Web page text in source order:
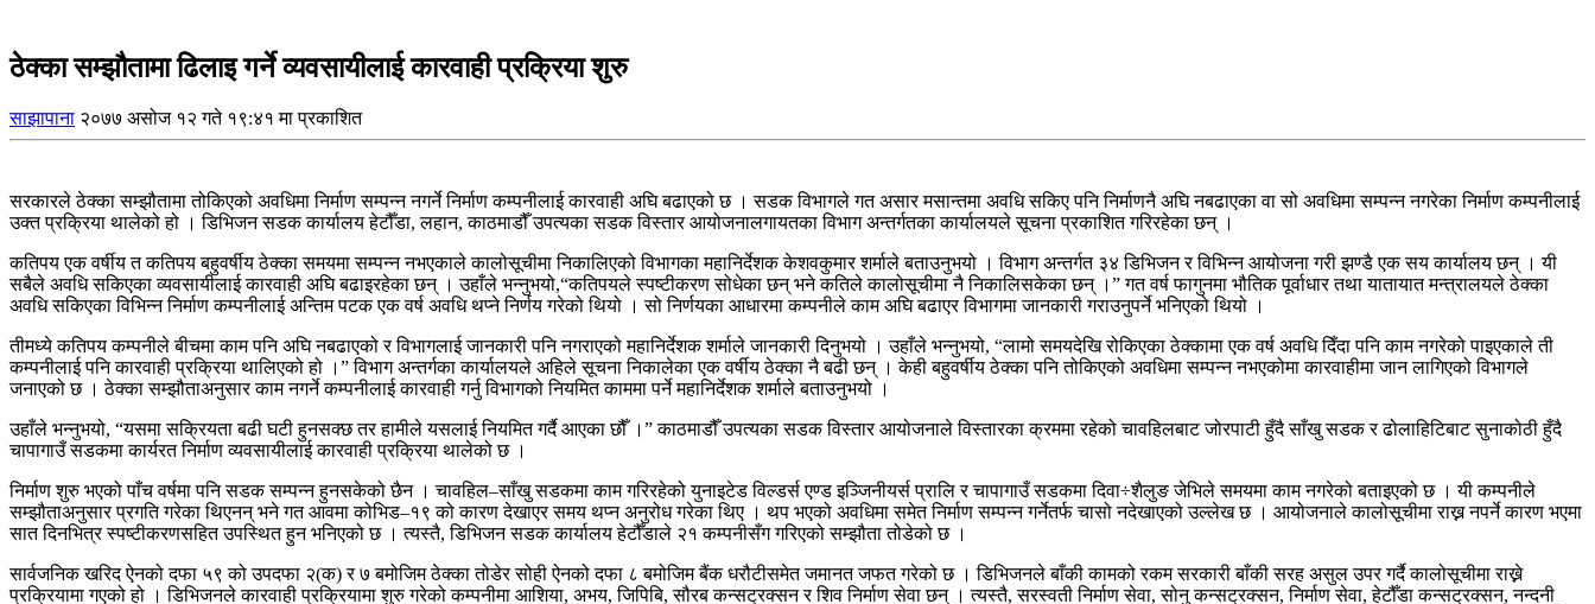
ठेक्का सम्झौतामा ढिलाइ गर्ने व्यवसायीलाई कारवाही प्रक्रिया शुरु
साझापाना २०७७ असोज १२ गते १९:४१ मा प्रकाशित
सरकारले ठेक्का सम्झौतामा तोकिएको अवधिमा निर्माण सम्पन्न नगर्ने निर्माण कम्पनीलाई कारवाही अघि बढाएको छ । सडक विभागले गत असार मसान्तमा अवधि सकिए पनि निर्माणनै अघि नबढाएका वा सो अवधिमा सम्पन्न नगरेका निर्माण कम्पनीलाई
उक्त प्रक्रिया थालेको हो । डिभिजन सडक कार्यालय हेटौँडा, लहान, काठमाडौँ उपत्यका सडक विस्तार आयोजनालगायतका विभाग अन्तर्गतका कार्यालयले सूचना प्रकाशित गरिरहेका छन् ।
कतिपय एक वर्षीय त कतिपय बहुवर्षीय ठेक्का समयमा सम्पन्न नभएकाले कालोसूचीमा निकालिएको विभागका महानिर्देशक केशवकुमार शर्माले बताउनुभयो । विभाग अन्तर्गत ३४ डिभिजन र विभिन्न आयोजना गरी झण्डै एक सय कार्यालय छन् । यी
सबैले अवधि सकिएका व्यवसायीलाई कारवाही अघि बढाइरहेका छन् । उहाँले भन्नुभयो,“कतिपयले स्पष्टीकरण सोधेका छन् भने कतिले कालोसूचीमा नै निकालिसकेका छन् ।” गत वर्ष फागुनमा भौतिक पूर्वाधार तथा यातायात मन्त्रालयले ठेक्का
अवधि सकिएका विभिन्न निर्माण कम्पनीलाई अन्तिम पटक एक वर्ष अवधि थप्ने निर्णय गरेको थियो । सो निर्णयका आधारमा कम्पनीले काम अघि बढाएर विभागमा जानकारी गराउनुपर्ने भनिएको थियो ।
तीमध्ये कतिपय कम्पनीले बीचमा काम पनि अघि नबढाएको र विभागलाई जानकारी पनि नगराएको महानिर्देशक शर्माले जानकारी दिनुभयो । उहाँले भन्नुभयो, “लामो समयदेखि रोकिएका ठेक्कामा एक वर्ष अवधि दिँदा पनि काम नगरेको पाइएकाले ती
कम्पनीलाई पनि कारवाही प्रक्रिया थालिएको हो ।” विभाग अन्तर्गका कार्यालयले अहिले सूचना निकालेका एक वर्षीय ठेक्का नै बढी छन् । केही बहुवर्षीय ठेक्का पनि तोकिएको अवधिमा सम्पन्न नभएकोमा कारवाहीमा जान लागिएको विभागले
जनाएको छ । ठेक्का सम्झौताअनुसार काम नगर्ने कम्पनीलाई कारवाही गर्नु विभागको नियमित काममा पर्ने महानिर्देशक शर्माले बताउनुभयो ।
उहाँले भन्नुभयो, “यसमा सक्रियता बढी घटी हुनसक्छ तर हामीले यसलाई नियमित गर्दै आएका छौँ ।” काठमाडौँ उपत्यका सडक विस्तार आयोजनाले विस्तारका क्रममा रहेको चावहिलबाट जोरपाटी हुँदै साँखु सडक र ढोलाहिटिबाट सुनाकोठी हुँदै
चापागाउँ सडकमा कार्यरत निर्माण व्यवसायीलाई कारवाही प्रक्रिया थालेको छ ।
निर्माण शुरु भएको पाँच वर्षमा पनि सडक सम्पन्न हुनसकेको छैन । चावहिल–साँखु सडकमा काम गरिरहेको युनाइटेड विल्डर्स एण्ड इञ्जिनीयर्स प्रालि र चापागाउँ सडकमा दिवा÷शैलुङ जेभिले समयमा काम नगरेको बताइएको छ । यी कम्पनीले
सम्झौताअनुसार प्रगति गरेका थिएनन् भने गत आवमा कोभिड–१९ को कारण देखाएर समय थप्न अनुरोध गरेका थिए । थप भएको अवधिमा समेत निर्माण सम्पन्न गर्नेतर्फ चासो नदेखाएको उल्लेख छ । आयोजनाले कालोसूचीमा राख्न नपर्ने कारण भएमा
सात दिनभित्र स्पष्टीकरणसहित उपस्थित हुन भनिएको छ । त्यस्तै, डिभिजन सडक कार्यालय हेटौँडाले २१ कम्पनीसँग गरिएको सम्झौता तोडेको छ ।
सार्वजनिक खरिद ऐनको दफा ५९ को उपदफा २(क) र ७ बमोजिम ठेक्का तोडेर सोही ऐनको दफा ८ बमोजिम बैंक धरौटीसमेत जमानत जफत गरेको छ । डिभिजनले बाँकी कामको रकम सरकारी बाँकी सरह असुल उपर गर्दै कालोसूचीमा राख्ने
प्रक्रियामा गएको हो । डिभिजनले कारवाही प्रक्रियामा शुरु गरेको कम्पनीमा आशिया, अभय, जिपिबि, सौरब कन्सट्रक्सन र शिव निर्माण सेवा छन् । त्यस्तै, सरस्वती निर्माण सेवा, सोनु कन्सट्रक्सन, निर्माण सेवा, हेटौँडा कन्सट्रक्सन, नन्दनी